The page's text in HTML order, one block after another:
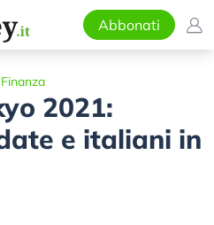
Abbonati
2021:
e italiani in